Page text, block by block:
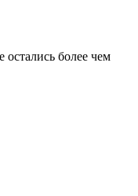
более чем